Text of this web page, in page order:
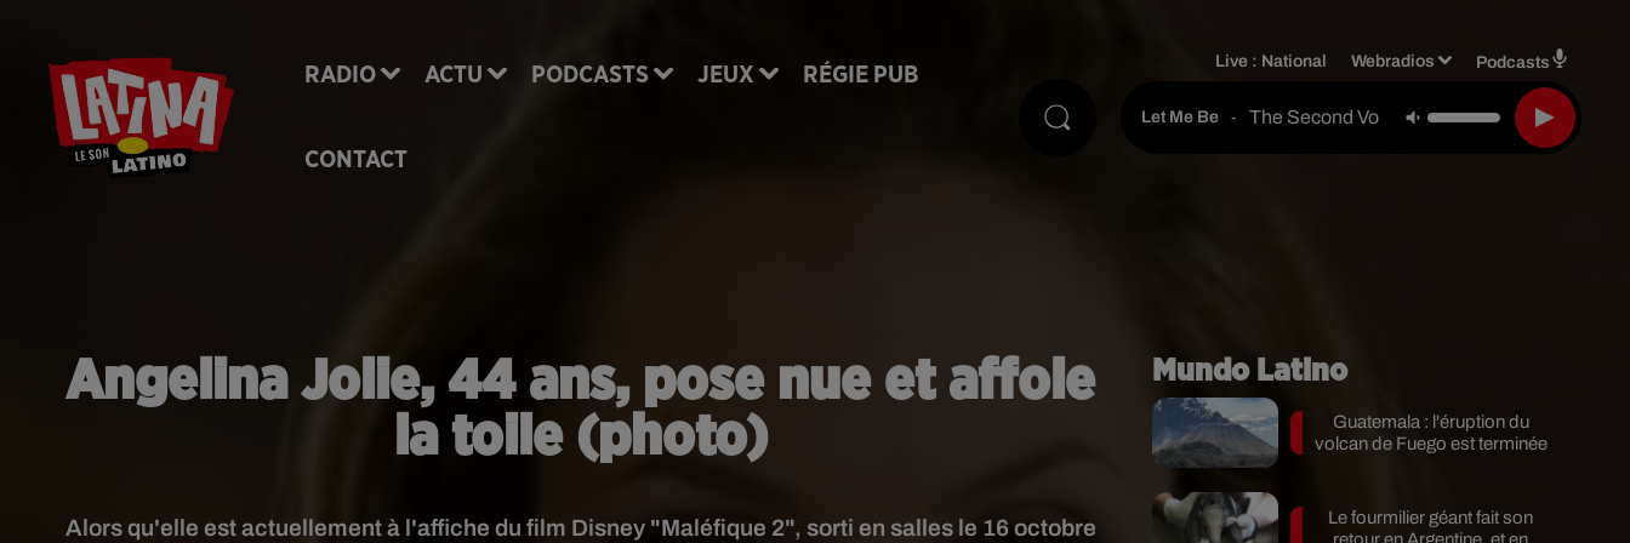
RADIO ACTU PODCASTS JEUX RÉGIE PUB
CONTACT
Live : National Webradios Podcasts
Let Me Be - The Second Voice
Angelina Jolie, 44 ans, pose nue et affole
la toile (photo)
Alors qu'elle est actuellement à l'affiche du film Disney "Maléfique 2", sorti en salles le 16 octobre
Mundo Latino
Guatemala : l'éruption du
volcan de Fuego est terminée
Le fourmilier géant fait son
retour en Argentine, et en